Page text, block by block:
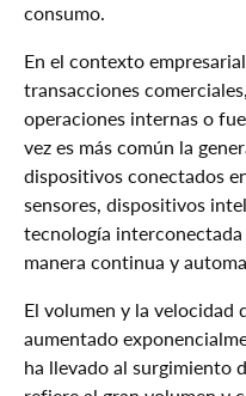
consumo.
En el contexto
transacciones
operaciones internas o
vez es más común la
dispositivos conectados
sensores, dispositivos
tecnología
manera continua y
El volumen y la velocidad
aumentado
ha llevado al surgimiento